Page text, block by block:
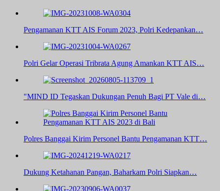
Pengamanan KTT AIS Forum 2023, Polri Kedepankan…
Polri Gelar Operasi Tribrata Agung Amankan KTT AIS…
"MIND ID Tegaskan Dukungan Penuh Bagi PT Vale di…
Polres Banggai Kirim Personel Bantu Pengamanan KTT…
Dukung Ketahanan Pangan, Baharkam Polri Siapkan…